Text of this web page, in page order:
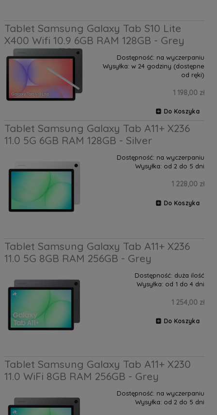
Tablet Samsung Galaxy Tab S10 Lite
X400 Wifi 10.9 6GB RAM 128GB - Grey
Dostępność: na wyczerpaniu
Wysyłka: w 24 godziny (dostępne
od ręki)
1 198,00 zł
Do Koszyka
Tablet Samsung Galaxy Tab A11+ X236
11.0 5G 6GB RAM 128GB - Silver
Dostępność: na wyczerpaniu
Wysyłka: od 2 do 5 dni
1 228,00 zł
Do Koszyka
Tablet Samsung Galaxy Tab A11+ X236
11.0 5G 8GB RAM 256GB - Grey
Dostępność: duża ilość
Wysyłka: od 1 do 4 dni
1 254,00 zł
Do Koszyka
Tablet Samsung Galaxy Tab A11+ X230
11.0 WiFi 8GB RAM 256GB - Grey
Dostępność: na wyczerpaniu
Wysyłka: od 2 do 5 dni